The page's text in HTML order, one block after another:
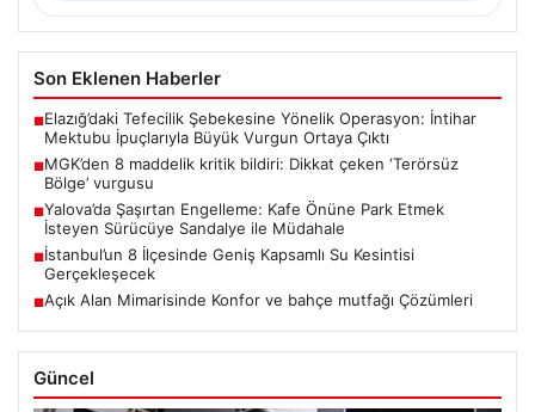
Son Eklenen Haberler
■Elazığ’daki Tefecilik Şebekesine Yönelik Operasyon: İntihar
Mektubu İpuçlarıyla Büyük Vurgun Ortaya Çıktı
■MGK’den 8 maddelik kritik bildiri: Dikkat çeken ‘Terörsüz
Bölge’ vurgusu
■Yalova’da Şaşırtan Engelleme: Kafe Önüne Park Etmek
İsteyen Sürücüye Sandalye ile Müdahale
■İstanbul’un 8 İlçesinde Geniş Kapsamlı Su Kesintisi
Gerçekleşecek
■Açık Alan Mimarisinde Konfor ve bahçe mutfağı Çözümleri
Güncel